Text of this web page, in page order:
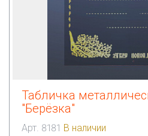
Табличка
"Берёзка"
Арт. 8181 В наличии